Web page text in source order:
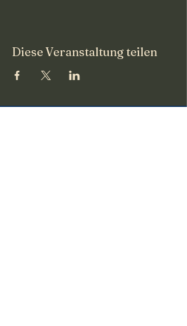
Diese Veranstaltung teilen